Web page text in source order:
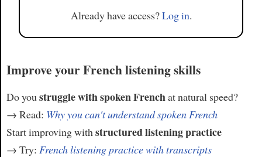
Already have access?Log in.
Improve your French listening skills
Do you struggle with spoken Frenchat natural speed?
→ Read: Why you can't understand spoken French
Start improving with structured listening practice
→ Try: French listening practice with transcripts